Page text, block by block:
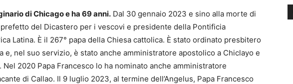
di Chicago e ha 69 anni. Dal 30 gennaio 2023 e sino alla morte di
del Dicastero per i vescovi e presidente della Pontificia
Latina. È il 267° papa della Chiesa cattolica. È stato ordinato presbitero
e, nel suo servizio, è stato anche amministratore apostolico a Chiclayo e
2020 Papa Francesco lo ha nominato anche amministratore
di Callao. Il 9 luglio 2023, al termine dell’Angelus, Papa Francesco